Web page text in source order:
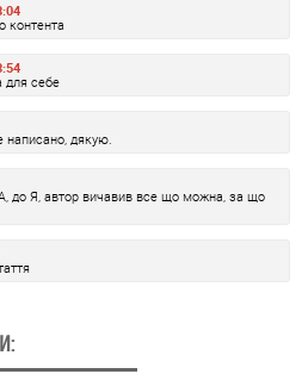
контента
для себе
написано, дякую.
до Я, автор вичавив все що можна, за що